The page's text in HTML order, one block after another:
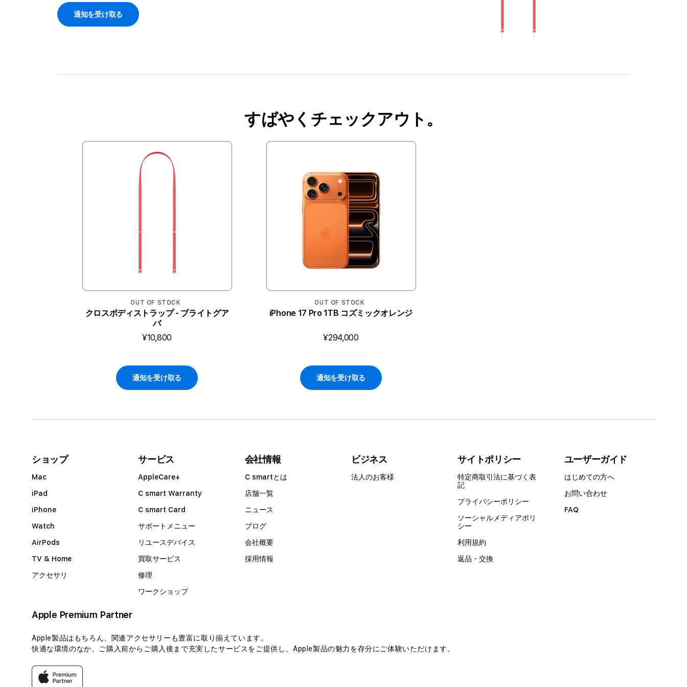
通知を受け取る
すばやくチェックアウト。
OUT OF STOCK
クロスボディストラップ - ブライトグア
バ
¥10,800
通知を受け取る
OUT OF STOCK
iPhone 17 Pro 1TB コズミックオレンジ
¥294,000
通知を受け取る
ショップ
Mac
iPad
iPhone
Watch
AirPods
TV & Home
アクセサリ
サービス
AppleCare+
C smart Warranty
C smart Card
サポートメニュー
リユースデバイス
買取サービス
修理
ワークショップ
会社情報
C smartとは
店舗一覧
ニュース
ブログ
会社概要
採用情報
ビジネス
法人のお客様
サイトポリシー
特定商取引法に基づく表
記
プライバシーポリシー
ソーシャルメディアポリ
シー
利用規約
返品・交換
ユーザーガイド
はじめての方へ
お問い合わせ
FAQ
Apple Premium Partner
Apple製品はもちろん、関連アクセサリーも豊富に取り揃えています。
快適な環境のなか、ご購入前からご購入後まで充実したサービスをご提供し、Apple製品の魅力を存分にご体験いただけます。